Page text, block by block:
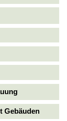
Gebäuden